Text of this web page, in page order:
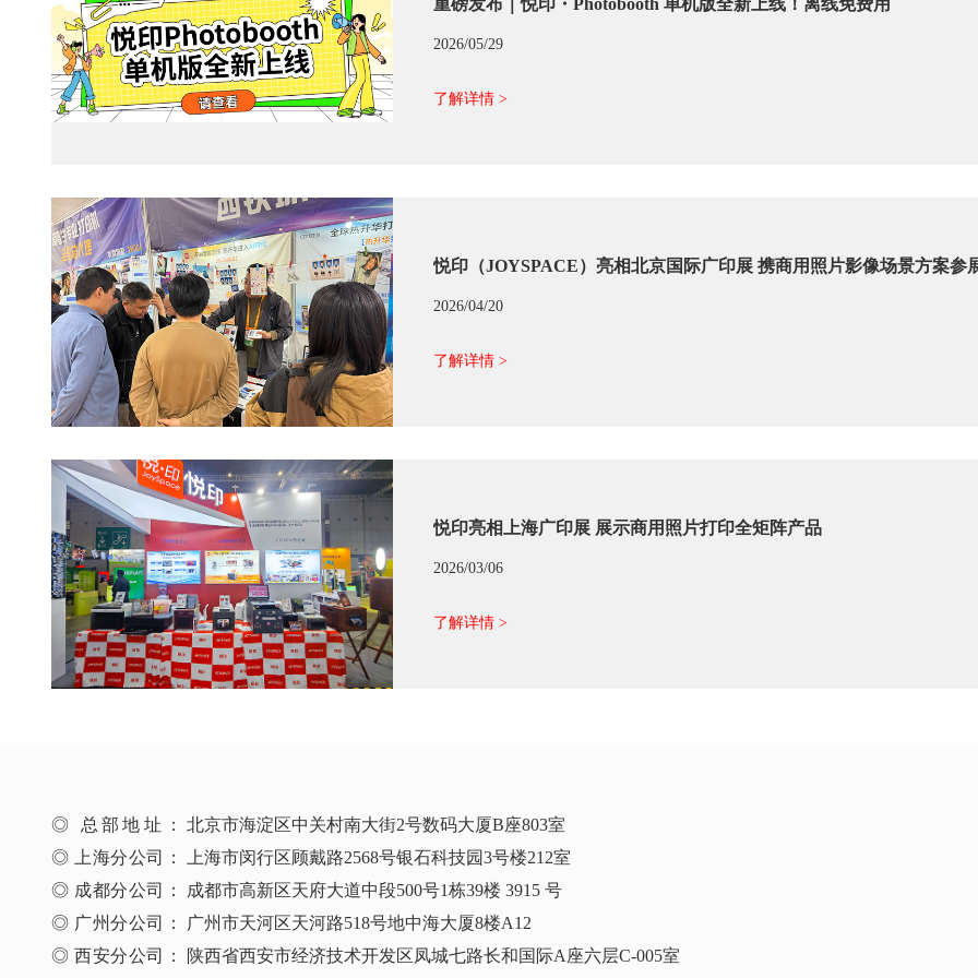
重磅发布｜悦印・Photobooth 单机版全新上线！离线免费用
2026/05/29
了解详情 >
悦印（JOYSPACE）亮相北京国际广印展 携商用照片影像场景方案参
2026/04/20
了解详情 >
悦印亮相上海广印展 展示商用照片打印全矩阵产品
2026/03/06
了解详情 >
◎ 总部地址：
北京市海淀区中关村南大街2号数码大厦B座803室
◎ 上海分公司：
上海市闵行区顾戴路2568号银石科技园3号楼212室
◎ 成都分公司：
成都市高新区天府大道中段500号1栋39楼 3915 号
◎ 广州分公司：
广州市天河区天河路518号地中海大厦8楼A12
◎ 西安分公司：
陕西省西安市经济技术开发区凤城七路长和国际A座六层C-005室